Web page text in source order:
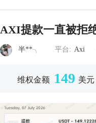
AXI提款一直被拒
半**╮ 平台: Axi
维权金额 149 美元